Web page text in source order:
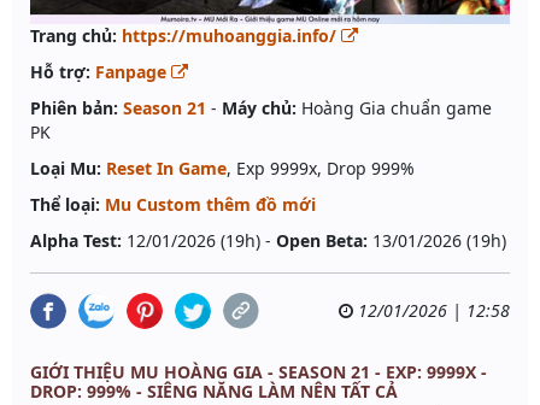
Trang chủ: https://muhoanggia.info/
Hỗ trợ: Fanpage
Phiên bản: Season 21 - Máy chủ: Hoàng Gia chuẩn game
PK
Loại Mu: Reset In Game, Exp 9999x, Drop 999%
Thể loại: Mu Custom thêm đồ mới
Alpha Test: 12/01/2026 (19h) - Open Beta: 13/01/2026 (19h)
12/01/2026 | 12:58
GIỚI THIỆU MU HOÀNG GIA - SEASON 21 - EXP: 9999X -
DROP: 999% - SIÊNG NĂNG LÀM NÊN TẤT CẢ